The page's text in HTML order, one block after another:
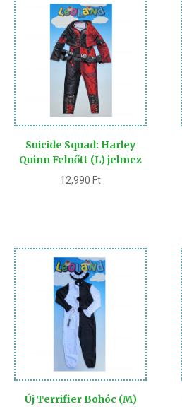
Suicide Squad: Harley
Quinn Felnőtt (L) jelmez
12,990 Ft
Új Terrifier Bohóc (M)